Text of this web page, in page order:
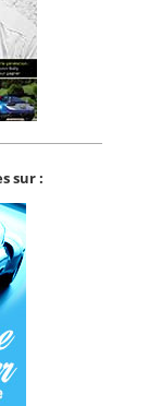
sur :